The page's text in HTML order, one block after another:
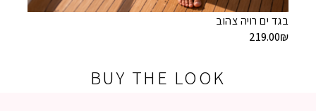
בגד ים רויה צהוב
219.00₪
BUY THE LOOK